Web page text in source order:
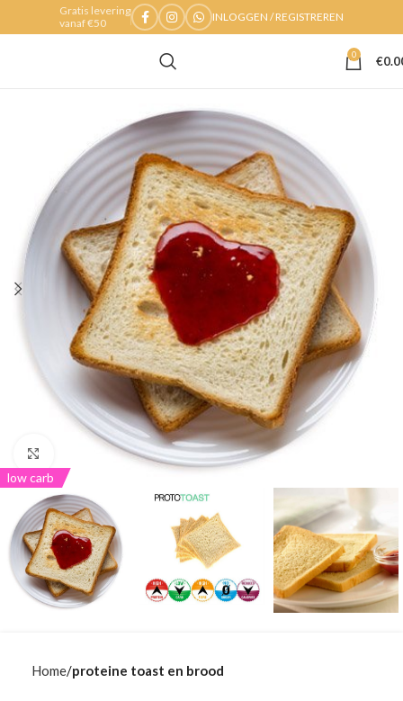
Gratis levering
vanaf €50
INLOGGEN / REGISTREREN
0 €
low carb
Klik om te vergroten
Home proteine toast en brood